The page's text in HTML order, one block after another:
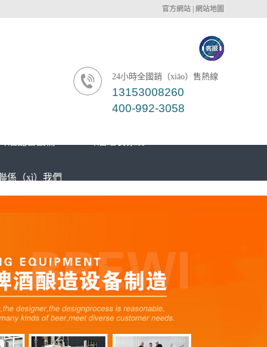
官方網站 網站地圖
24小時全國銷（xiāo）售熱線
13153008260
400-992-3058
係（xì）我們